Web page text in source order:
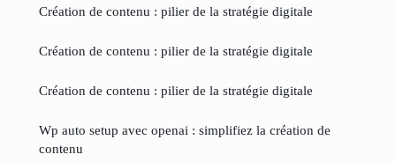
Création de contenu : pilier de la stratégie digitale
Création de contenu : pilier de la stratégie digitale
Création de contenu : pilier de la stratégie digitale
Wp auto setup avec openai : simplifiez la création de
contenu